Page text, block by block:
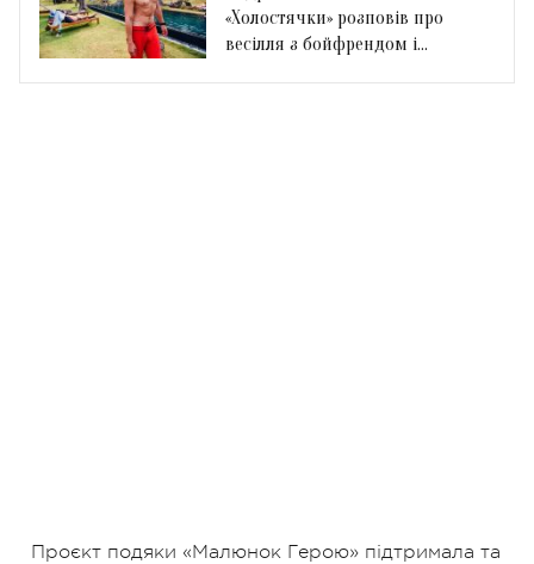
«Холостячки» розповів про
весілля з бойфрендом і
Проєкт подяки «Малюнок Герою» підтримала та